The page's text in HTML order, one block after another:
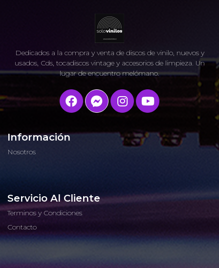
Dedicados a la compra y venta de discos de vinilo, nuevos y
usados, Cds, tocadiscos vintage y accesorios de limpieza. Un
lugar de encuentro melómano.
Información
Nosotros
Servicio Al Cliente
Terminos y Condiciones
Contacto